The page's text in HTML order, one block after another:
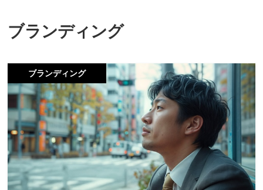
ブランディング
ブランディング